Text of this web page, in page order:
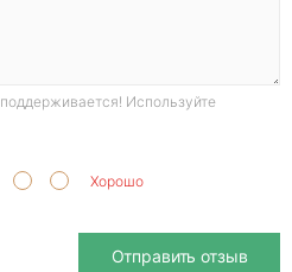
Используйте
Хорошо
Отправить отзыв